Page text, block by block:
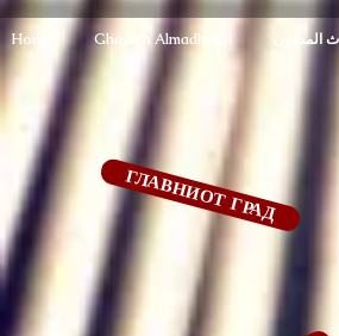
Home Ghayath Almadhoun المدهون
ГЛАВНИОТ ГРАД